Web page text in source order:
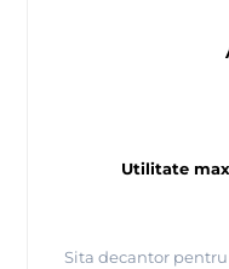
Utilitate
Sita decantor